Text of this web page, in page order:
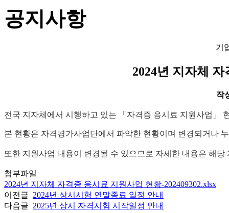
공지사항
기
2024년 지자체
작
전국 지자체에서 시행하고 있는 「자격증 응시료 지원사업」
본 현황은 자격평가사업단에서 파악한 현황이며 변경되거나
또한 지원사업 내용이 변경될 수 있으므로 자세한 내용은 해
첨부파일
2024년 지자체 자격증 응시료 지원사업 현황-202409302.xlsx
이전글 2024년 상시시험 연말종료 일정 안내
다음글 2025년 상시 자격시험 시작일정 안내